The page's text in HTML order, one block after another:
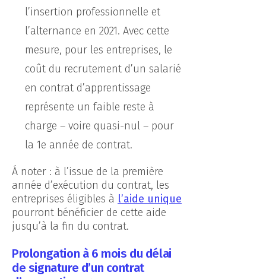
l’insertion professionnelle et
l’alternance en 2021. Avec cette
mesure, pour les entreprises, le
coût du recrutement d’un salarié
en contrat d’apprentissage
représente un faible reste à
charge – voire quasi-nul – pour
la 1e année de contrat.
Á noter : à l’issue de la première
année d’exécution du contrat, les
entreprises éligibles à l’aide unique
pourront bénéficier de cette aide
jusqu’à la fin du contrat.
Prolongation à 6 mois du délai
de signature d’un contrat
Tout accepter
Tout refuser
Paramétrer les cookies